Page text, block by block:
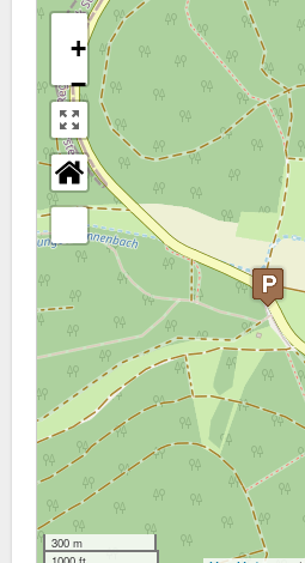
+
−
300 m